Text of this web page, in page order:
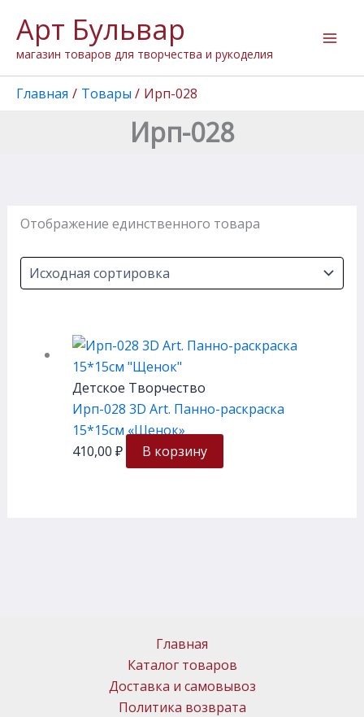
содержимому
Арт Бульвар
магазин товаров для творчества и рукоделия
Главная Товары Ирп-028
Ирп-028
Отображение единственного товара
Детское Творчество
Ирп-028 3D Art. Панно-раскраска
15*15см «Щенок»
410,00 ₽ В корзину
Главная
Каталог товаров
Доставка и самовывоз
Политика возврата